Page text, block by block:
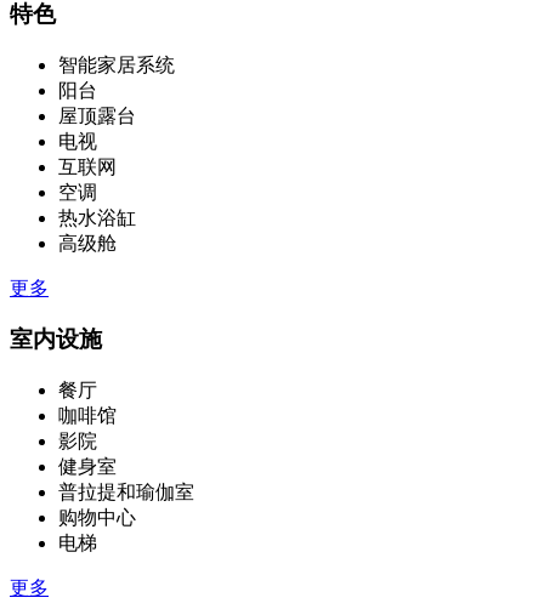
特色
智能家居系统
阳台
屋顶露台
电视
互联网
空调
热水浴缸
高级舱
更多
室内设施
餐厅
咖啡馆
影院
健身室
普拉提和瑜伽室
购物中心
电梯
更多